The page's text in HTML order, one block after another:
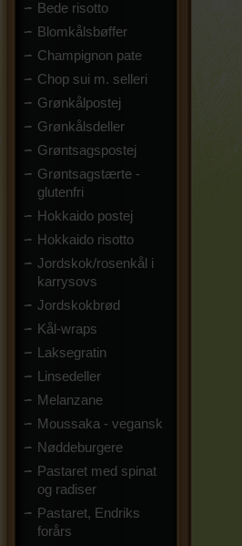
Bede risotto
Blomkålsbøffer
Champignon pate
Chop sui m. selleri
Grønkålpostej
Grønkålsdeller
Grøntsagspostej
Grøntsagstærte -
glutenfri
Hokkaido postej
Hokkaido risotto
Jordskok/rosenkål i
karrysovs
Jordskokbrød
Kål-wraps
Laksegratin
Linsedeller
Melanzane
Moussaka - vegansk
Nøddeburgere
Pastaret med spinat
og radiser
Pastaret, Endriks
forårs